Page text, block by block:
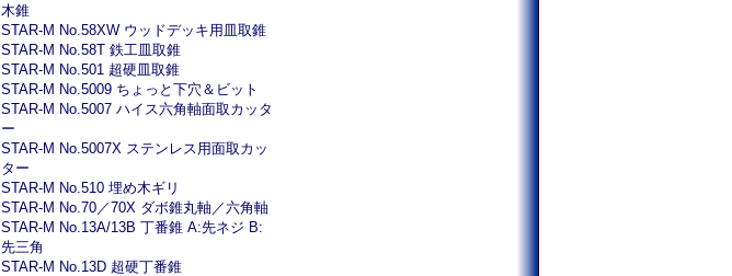
木錐
STAR-M No.58XW ウッドデッキ用皿取錐
STAR-M No.58T 鉄工皿取錐
STAR-M No.501 超硬皿取錐
STAR-M No.5009 ちょっと下穴＆ビット
STAR-M No.5007 ハイス六角軸面取カッタ
ー
STAR-M No.5007X ステンレス用面取カッ
ター
STAR-M No.510 埋め木ギリ
STAR-M No.70／70X ダボ錐丸軸／六角軸
STAR-M No.13A/13B 丁番錐 A:先ネジ B:
先三角
STAR-M No.13D 超硬丁番錐